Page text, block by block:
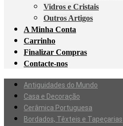
Vidros e Cristais
Outros Artigos
A Minha Conta
Carrinho
Finalizar Compras
Contacte-nos
Antiguidades do Mundo
Casa e Decoração
Cerâmica Portuguesa
Bordados, Têxteis e Tapeçarias